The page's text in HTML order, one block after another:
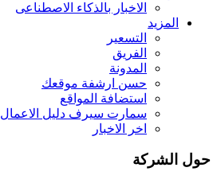
الاخبار بالذكاء الاصطناعى
المزيد
التسعير
الفريق
المدونة
حسن ارشفة موقعك
استضافة المواقع
سمارت سيرف دليل الاعمال
اخر الاخبار
حول الشركة